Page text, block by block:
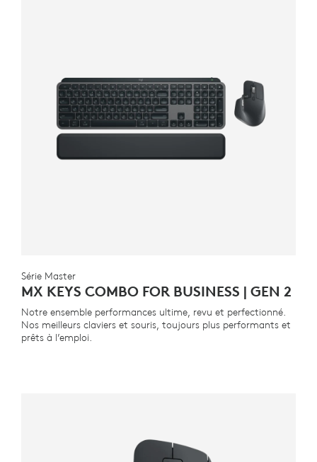
Série Master
MX KEYS COMBO FOR BUSINESS | GEN 2
Notre ensemble performances ultime, revu et perfectionné.
Nos meilleurs claviers et souris, toujours plus performants et
prêts à l’emploi.